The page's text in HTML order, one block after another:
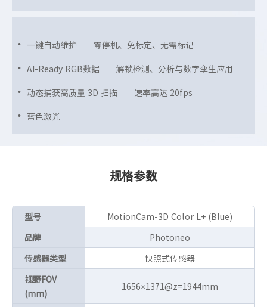
一键自动维护——零停机、免标定、无需标记
AI-Ready RGB数据——解锁检测、分析与数字孪生应用
动态捕获高质量 3D 扫描——速率高达 20fps
蓝色激光
规格参数
型号
MotionCam-3D Color L+ (Blue)
品牌
Photoneo
传感器类型
快照式传感器
视野FOV
(mm)
1656×1371@z=1944mm